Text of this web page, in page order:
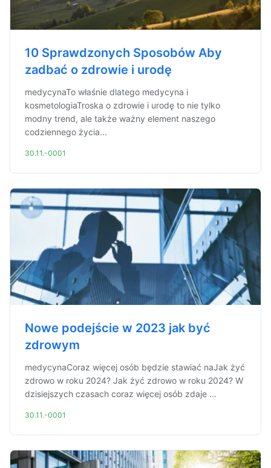
10 Sprawdzonych Sposobów Aby
zadbać o zdrowie i urodę
medycynaTo właśnie dlatego medycyna i
kosmetologiaTroska o zdrowie i urodę to nie tylko
modny trend, ale także ważny element naszego
codziennego życia...
30.11.-0001
Nowe podejście w 2023 jak być
zdrowym
medycynaCoraz więcej osób będzie stawiać naJak żyć
zdrowo w roku 2024? Jak żyć zdrowo w roku 2024? W
dzisiejszych czasach coraz więcej osób zdaje ...
30.11.-0001